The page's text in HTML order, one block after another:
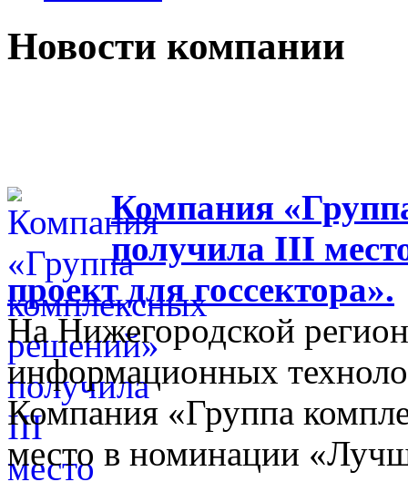
Новости компании
Компания
получила III
проект для госсектора».
На Нижегородской
информационных
Компания «Группа
место в номинации